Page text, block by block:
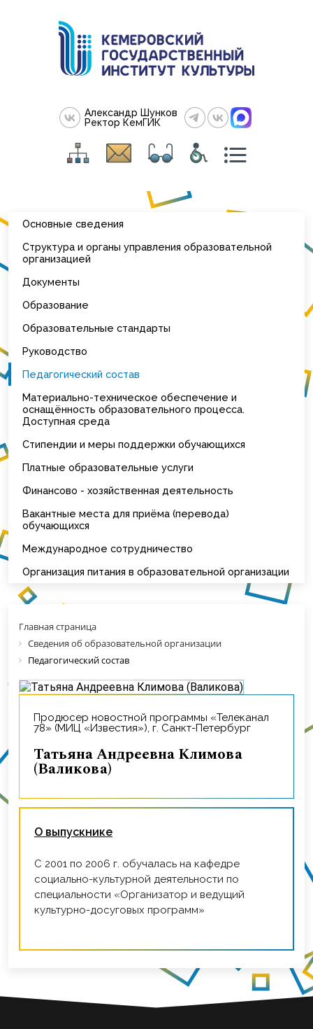
Александр Шунков
Ректор КемГИК
Основные сведения
Структура и органы управления образовательной
организацией
Документы
Образование
Образовательные стандарты
Руководство
Педагогический состав
Материально-техническое обеспечение и
оснащённость образовательного процесса.
Доступная среда
Стипендии и меры поддержки обучающихся
Платные образовательные услуги
Финансово - хозяйственная деятельность
Вакантные места для приёма (перевода)
обучающихся
Международное сотрудничество
Организация питания в образовательной организации
Главная страница
Сведения об образовательной организации
Педагогический состав
Продюсер новостной программы «Телеканал
78» (МИЦ «Известия»), г. Санкт-Петербург
Татьяна Андреевна Климова
(Валикова)
О выпускнике
С 2001 по 2006 г. обучалась на кафедре
социально-культурной деятельности по
специальности «Организатор и ведущий
культурно-досуговых программ»